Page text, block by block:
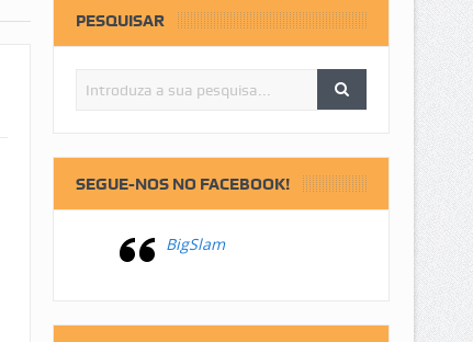
PESQUISAR
SEGUE-NOS NO FACEBOOK!
BigSlam